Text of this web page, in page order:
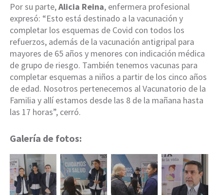
Por su parte,Alicia Reina, enfermera profesional
expresó: “Esto está destinado a la vacunación y
completar los esquemas de Covid con todos los
refuerzos, además de la vacunación antigripal para
mayores de 65 años y menores con indicación médica
de grupo de riesgo. También tenemos vacunas para
completar esquemas a niños a partir de los cinco años
de edad. Nosotros pertenecemos al Vacunatorio de la
Familia y allí estamos desde las 8 de la mañana hasta
las 17 horas”, cerró.
Galería de fotos: